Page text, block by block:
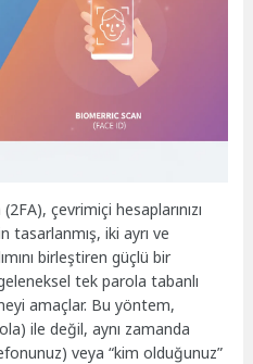
çevrimiçi hesaplarınızı
tasarlanmış, iki ayrı ve
birleştiren güçlü bir
tek parola tabanlı
amaçlar. Bu yöntem,
ile değil, aynı zamanda
veya “kim olduğunuz”